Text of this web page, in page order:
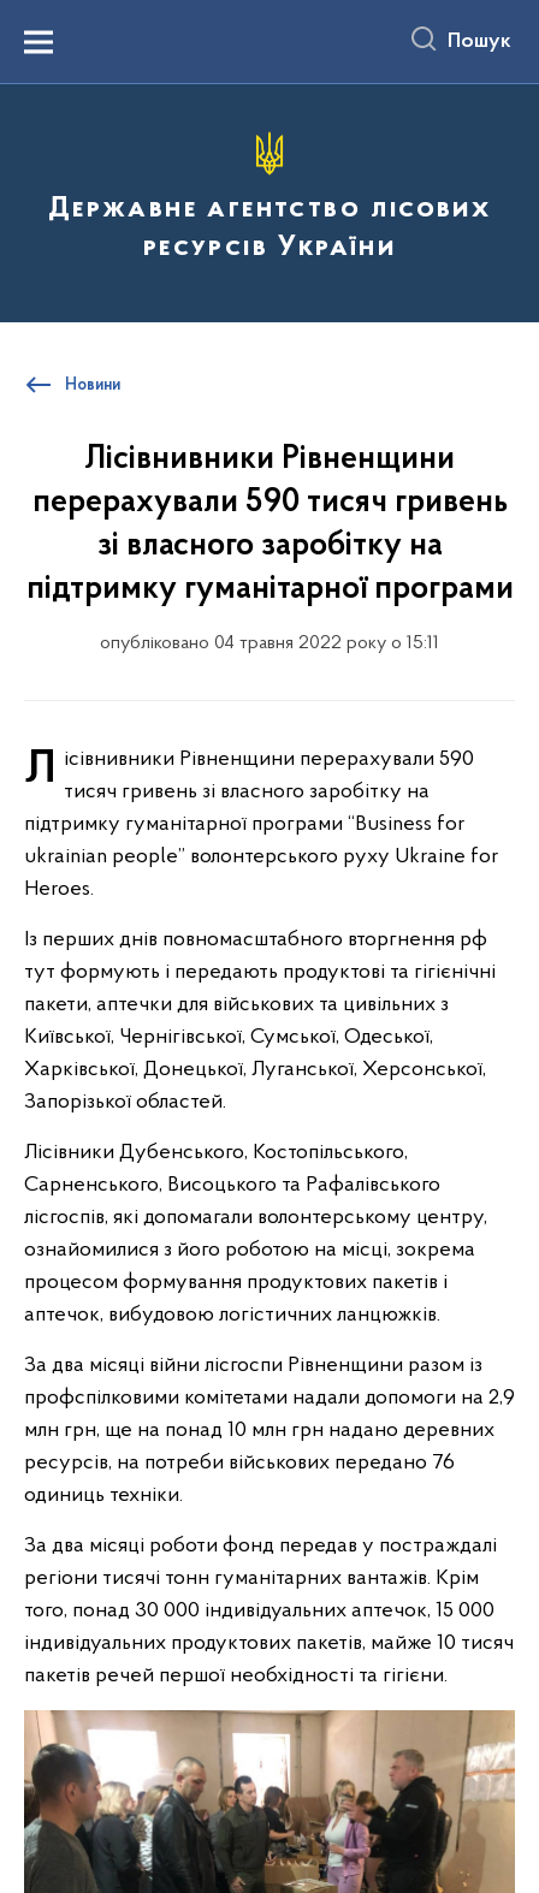
вмістуMenu Пошук
Державне агентство лісових
ресурсів України
Новини
Лісівнивники Рівненщини
перерахували 590 тисяч гривень
зі власного заробітку на
підтримку гуманітарної програми
опубліковано 04 травня 2022 року о 15:11
Лісівнивники Рівненщини перерахували 590 тисяч гривень зі власного заробітку на
підтримку гуманітарної програми “Business for
ukrainian people” волонтерського руху Ukraine for
Heroes.
Із перших днів повномасштабного вторгнення рф
тут формують і передають продуктові та гігієнічні
пакети, аптечки для військових та цивільних з
Київської, Чернігівської, Сумської, Одеської,
Харківської, Донецької, Луганської, Херсонської,
Запорізької областей.
Лісівники Дубенського, Костопільського,
Сарненського, Висоцького та Рафалівського
лісгоспів, які допомагали волонтерському центру,
ознайомилися з його роботою на місці, зокрема
процесом формування продуктових пакетів і
аптечок, вибудовою логістичних ланцюжків.
За два місяці війни лісгоспи Рівненщини разом із
профспілковими комітетами надали допомоги на 2,9
млн грн, ще на понад 10 млн грн надано деревних
ресурсів, на потреби військових передано 76
одиниць техніки.
За два місяці роботи фонд передав у постраждалі
регіони тисячі тонн гуманітарних вантажів. Крім
того, понад 30 000 індивідуальних аптечок, 15 000
індивідуальних продуктових пакетів, майже 10 тисяч
пакетів речей першої необхідності та гігієни.